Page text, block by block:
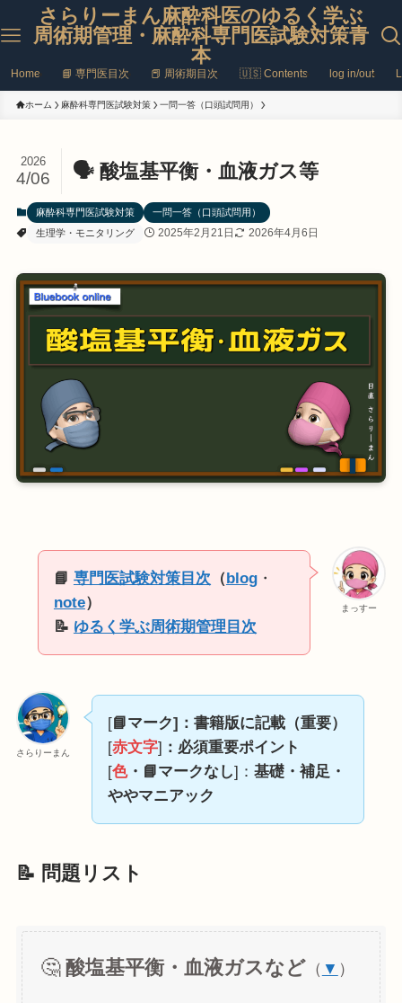
さらりーまん麻酔科医のゆるく学ぶ
周術期管理・麻酔科専門医試験対策青
本
Home 📘 専門医目次 📕 周術期目次 🇺🇸 Contents log in/out
ホーム 麻酔科専門医試験対策 一問一答（口頭試問用）
🗣️ 酸塩基平衡・血液ガス等
2026
4/06
麻酔科専門医試験対策
一問一答（口頭試問用）
生理学・モニタリング
2025年2月21日 2026年4月6日
まっすー
📘 専門医試験対策目次 （ blog・
note）
📝 ゆるく学ぶ周術期管理目次
さらりーまん
[📘マーク]：書籍版に記載（重要）
[赤文字] ：必須重要ポイント
[色・📘マークなし]： 基礎・補足・
ややマニアック
📝 問題リスト
🤔 酸塩基平衡・血液ガスなど （ ▼ ）